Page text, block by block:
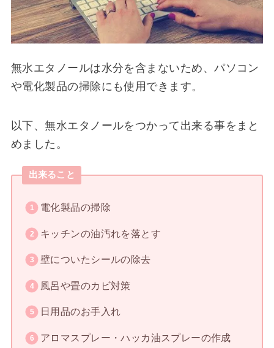
無水エタノールは水分を含まないため、パソコン
や電化製品の掃除にも使用できます。
以下、無水エタノールをつかって出来る事をまと
めました。
出来ること
電化製品の掃除
キッチンの油汚れを落とす
壁についたシールの除去
風呂や畳のカビ対策
日用品のお手入れ
アロマスプレー・ハッカ油スプレーの作成